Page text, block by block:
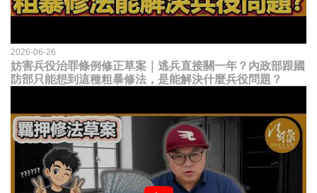
2026-06-26
妨害兵役治罪條例修正草案｜逃兵直接關一年？內政部跟國
防部只能想到這種粗暴修法，是能解決什麼兵役問題？